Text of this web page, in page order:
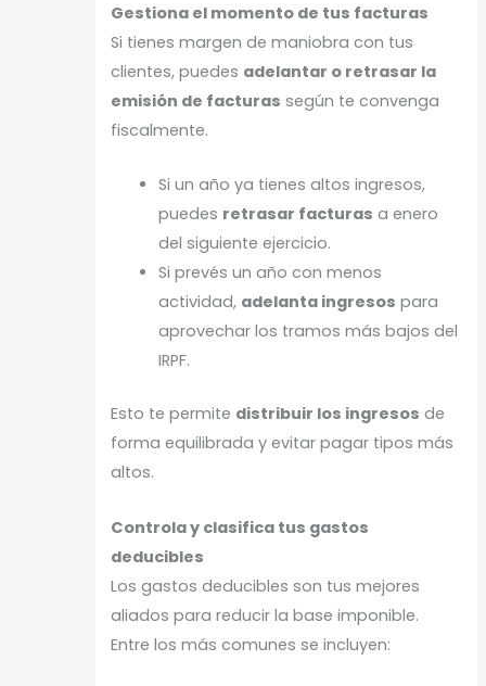
Gestiona el momento de tus facturas
Si tienes margen de maniobra con tus
clientes, puedes adelantar o retrasar la
emisión de facturas según te convenga
fiscalmente.
Si un año ya tienes altos ingresos,
puedes retrasar facturas a enero
del siguiente ejercicio.
Si prevés un año con menos
actividad, adelanta ingresos para
aprovechar los tramos más bajos del
IRPF.
Esto te permite distribuir los ingresos de
forma equilibrada y evitar pagar tipos más
altos.
Controla y clasifica tus gastos
deducibles
Los gastos deducibles son tus mejores
aliados para reducir la base imponible.
Entre los más comunes se incluyen: